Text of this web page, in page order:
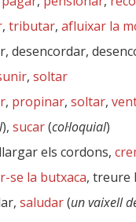
, tributar, afluixar la
desencordar,
, soltar
, propinar, soltar,
), sucar(col·loquial)
els cordons,
se la butxaca, treure
saludar(un vaixell